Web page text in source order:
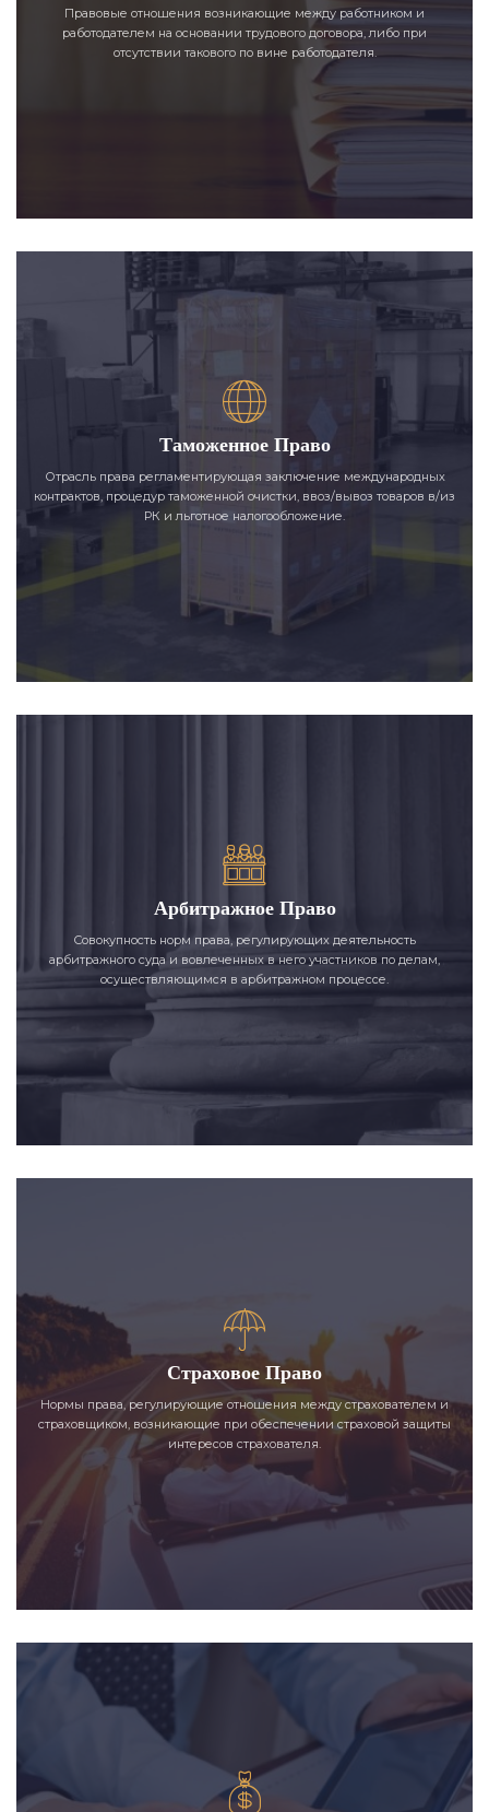
Правовые отношения возникающие между работником и
работодателем на основании трудового договора, либо при
отсутствии такового по вине работодателя.
Таможенное Право
Отрасль права регламентирующая заключение международных
контрактов, процедур таможенной очистки, ввоз/вывоз товаров в/из
РК и льготное налогообложение.
Арбитражное Право
Совокупность норм права, регулирующих деятельность
арбитражного суда и вовлеченных в него участников по делам,
осуществляющимся в арбитражном процессе.
Страховое Право
Нормы права, регулирующие отношения между страхователем и
страховщиком, возникающие при обеспечении страховой защиты
интересов страхователя.